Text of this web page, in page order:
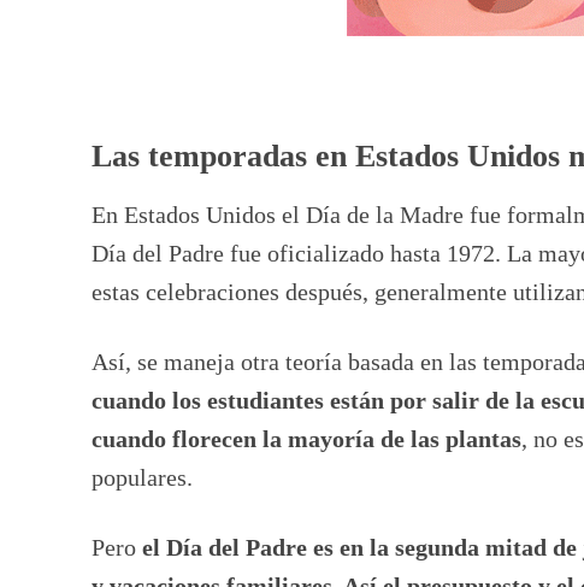
Las temporadas en Estados Unidos
En Estados Unidos el Día de la Madre fue
Día del Padre fue oficializado hasta 1972. La
estas celebraciones después, generalmente
Así, se maneja otra teoría basada en las
cuando los estudiantes están por salir de la
cuando florecen la mayoría de las plantas, no
populares.
Pero el Día del Padre es en la segunda mitad